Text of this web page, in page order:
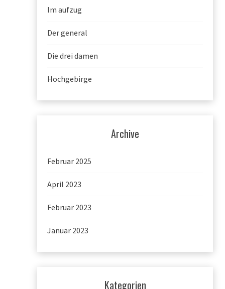
Im aufzug
Der general
Die drei damen
Hochgebirge
Archive
Februar 2025
April 2023
Februar 2023
Januar 2023
Kategorien